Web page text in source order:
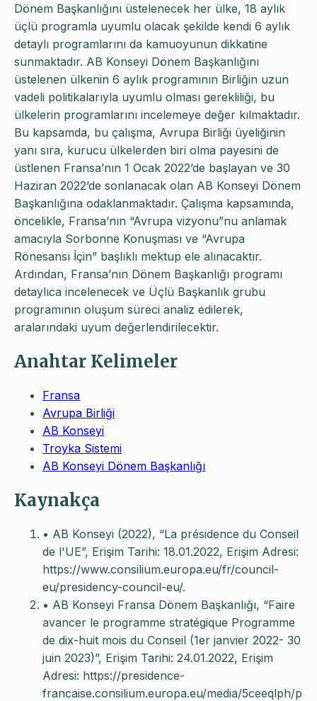
Dönem Başkanlığını üstelenecek her ülke, 18 aylık
üçlü programla uyumlu olacak şekilde kendi 6 aylık
detaylı programlarını da kamuoyunun dikkatine
sunmaktadır. AB Konseyi Dönem Başkanlığını
üstelenen ülkenin 6 aylık programının Birliğin uzun
vadeli politikalarıyla uyumlu olması gerekliliği, bu
ülkelerin programlarını incelemeye değer kılmaktadır.
Bu kapsamda, bu çalışma, Avrupa Birliği üyeliğinin
yanı sıra, kurucu ülkelerden biri olma payesini de
üstlenen Fransa’nın 1 Ocak 2022’de başlayan ve 30
Haziran 2022’de sonlanacak olan AB Konseyi Dönem
Başkanlığına odaklanmaktadır. Çalışma kapsamında,
öncelikle, Fransa’nın “Avrupa vizyonu”nu anlamak
amacıyla Sorbonne Konuşması ve “Avrupa
Rönesansı İçin” başlıklı mektup ele alınacaktır.
Ardından, Fransa’nın Dönem Başkanlığı programı
detaylıca incelenecek ve Üçlü Başkanlık grubu
programının oluşum süreci analiz edilerek,
aralarındaki uyum değerlendirilecektir.
Anahtar Kelimeler
Fransa
Avrupa Birliği
AB Konseyi
Troyka Sistemi
AB Konseyi Dönem Başkanlığı
Kaynakça
• AB Konseyi (2022), “La présidence du Conseil
de l'UE”, Erişim Tarihi: 18.01.2022, Erişim Adresi:
https://www.consilium.europa.eu/fr/council-
eu/presidency-council-eu/.
• AB Konseyi Fransa Dönem Başkanlığı, “Faire
avancer le programme stratégique Programme
de dix-huit mois du Conseil (1er janvier 2022- 30
juin 2023)”, Erişim Tarihi: 24.01.2022, Erişim
Adresi: https://presidence-
francaise.consilium.europa.eu/media/5ceeqlph/p